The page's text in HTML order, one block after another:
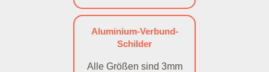
Aluminium-Verbund-
Schilder
Alle Größen sind 3mm